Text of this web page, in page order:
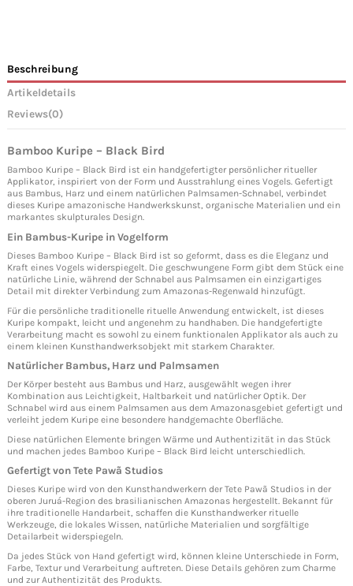
Beschreibung
Artikeldetails
Reviews(0)
Bamboo Kuripe – Black Bird
Bamboo Kuripe – Black Bird ist ein handgefertigter persönlicher ritueller
Applikator, inspiriert von der Form und Ausstrahlung eines Vogels. Gefertigt
aus Bambus, Harz und einem natürlichen Palmsamen-Schnabel, verbindet
dieses Kuripe amazonische Handwerkskunst, organische Materialien und ein
markantes skulpturales Design.
Ein Bambus-Kuripe in Vogelform
Dieses Bamboo Kuripe – Black Bird ist so geformt, dass es die Eleganz und
Kraft eines Vogels widerspiegelt. Die geschwungene Form gibt dem Stück eine
natürliche Linie, während der Schnabel aus Palmsamen ein einzigartiges
Detail mit direkter Verbindung zum Amazonas-Regenwald hinzufügt.
Für die persönliche traditionelle rituelle Anwendung entwickelt, ist dieses
Kuripe kompakt, leicht und angenehm zu handhaben. Die handgefertigte
Verarbeitung macht es sowohl zu einem funktionalen Applikator als auch zu
einem kleinen Kunsthandwerksobjekt mit starkem Charakter.
Natürlicher Bambus, Harz und Palmsamen
Der Körper besteht aus Bambus und Harz, ausgewählt wegen ihrer
Kombination aus Leichtigkeit, Haltbarkeit und natürlicher Optik. Der
Schnabel wird aus einem Palmsamen aus dem Amazonasgebiet gefertigt und
verleiht jedem Kuripe eine besondere handgemachte Oberfläche.
Diese natürlichen Elemente bringen Wärme und Authentizität in das Stück
und machen jedes Bamboo Kuripe – Black Bird leicht unterschiedlich.
Gefertigt von Tete Pawã Studios
Dieses Kuripe wird von den Kunsthandwerkern der Tete Pawã Studios in der
oberen Juruá-Region des brasilianischen Amazonas hergestellt. Bekannt für
ihre traditionelle Handarbeit, schaffen die Kunsthandwerker rituelle
Werkzeuge, die lokales Wissen, natürliche Materialien und sorgfältige
Detailarbeit widerspiegeln.
Da jedes Stück von Hand gefertigt wird, können kleine Unterschiede in Form,
Farbe, Textur und Verarbeitung auftreten. Diese Details gehören zum Charme
und zur Authentizität des Produkts.